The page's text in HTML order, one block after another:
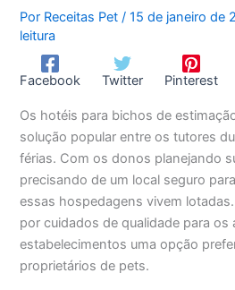
Por Receitas Pet/15 de janeiro de
leitura
Facebook Twitter Pinterest
Os hotéis para bichos de
solução popular entre os tutores
férias. Com os donos planejando
precisando de um local seguro
essas hospedagens vivem
por cuidados de qualidade para os
estabelecimentos uma opção
proprietários de pets.